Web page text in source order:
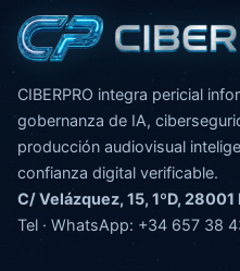
CIBERPRO integra pericial
gobernanza de IA,
producción audiovisual
confianza digital verificable.
C/ Velázquez, 15, 1ºD,
Tel · WhatsApp: +34 657 38